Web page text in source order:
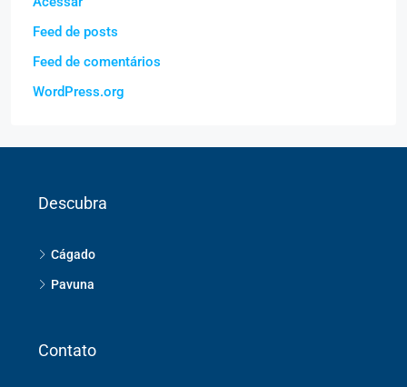
Feed de posts
Feed de comentários
WordPress.org
Descubra
Cágado
Pavuna
Contato